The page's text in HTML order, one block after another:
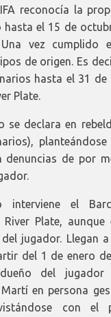
reconocía la
el 15 de
vez cumplido
de origen. Es
hasta el 31 de
Plate.
se declara en
denuncias de por
interviene el
River Plate,
jugador. Llegan
del 1 de enero
del
Martí en persona
con el